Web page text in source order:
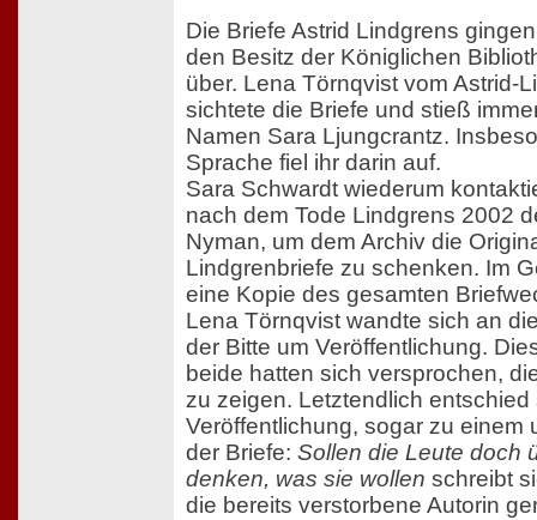
Die Briefe Astrid Lindgrens
den Besitz der Königlichen
über. Lena Törnqvist vom Astrid-
sichtete die Briefe und stieß
Namen Sara Ljungcrantz.
Sprache fiel ihr darin auf.
Sara Schwardt wiederum
nach dem Tode Lindgrens 2002
Nyman, um dem Archiv die
Lindgrenbriefe zu schenken. Im
eine Kopie des gesamten
Lena Törnqvist wandte sich an
der Bitte um Veröffentlichung.
beide hatten sich versprochen,
zu zeigen. Letztendlich
Veröffentlichung, sogar zu einem
der Briefe: Sollen die Leute doch
denken, was sie wollen schreibt
die bereits verstorbene Autorin